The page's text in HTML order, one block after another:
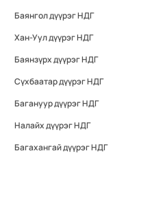
Баянгол дүүрэг НДГ
Хан-Уул дүүрэг НДГ
Баянзүрх дүүрэг НДГ
Сүхбаатар дүүрэг НДГ
Багануур дүүрэг НДГ
Налайх дүүрэг НДГ
Багахангай дүүрэг НДГ